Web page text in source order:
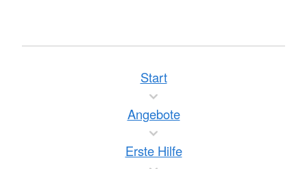
Start
Angebote
Erste Hilfe